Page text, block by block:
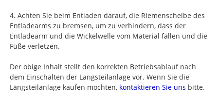
4. Achten Sie beim Entladen darauf, die Riemenscheibe des
Entladearms zu bremsen, um zu verhindern, dass der
Entladearm und die Wickelwelle vom Material fallen und die
Füße verletzen.
Der obige Inhalt stellt den korrekten Betriebsablauf nach
dem Einschalten der Längsteilanlage vor. Wenn Sie die
Längsteilanlage kaufen möchten, kontaktieren Sie uns bitte.